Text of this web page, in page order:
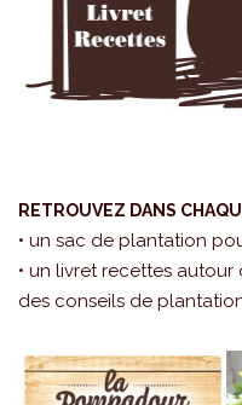
RETROUVEZ DANS
• un sac de plantation
• un livret recettes
des conseils de